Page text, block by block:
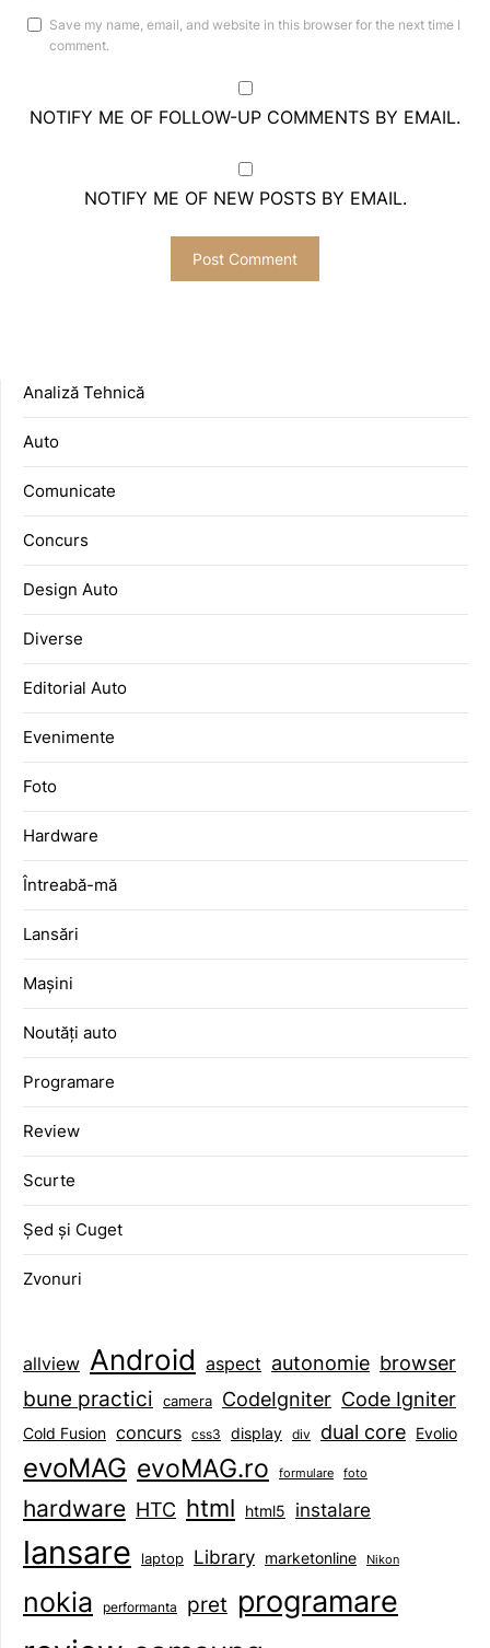
Save my name, email, and website in this browser for the next time I
comment.
NOTIFY ME OF FOLLOW-UP COMMENTS BY EMAIL.
NOTIFY ME OF NEW POSTS BY EMAIL.
Analiză Tehnică
Auto
Comunicate
Concurs
Design Auto
Diverse
Editorial Auto
Evenimente
Foto
Hardware
Întreabă-mă
Lansări
Mașini
Noutăți auto
Programare
Review
Scurte
Șed și Cuget
Zvonuri
allview Android aspect autonomie browser
bune practici camera CodeIgniter Code Igniter
Cold Fusion concurs css3 display div dual core Evolio
evoMAG evoMAG.ro formulare foto
hardware HTC html html5 instalare
lansare laptop Library marketonline Nikon
nokia performanta pret programare